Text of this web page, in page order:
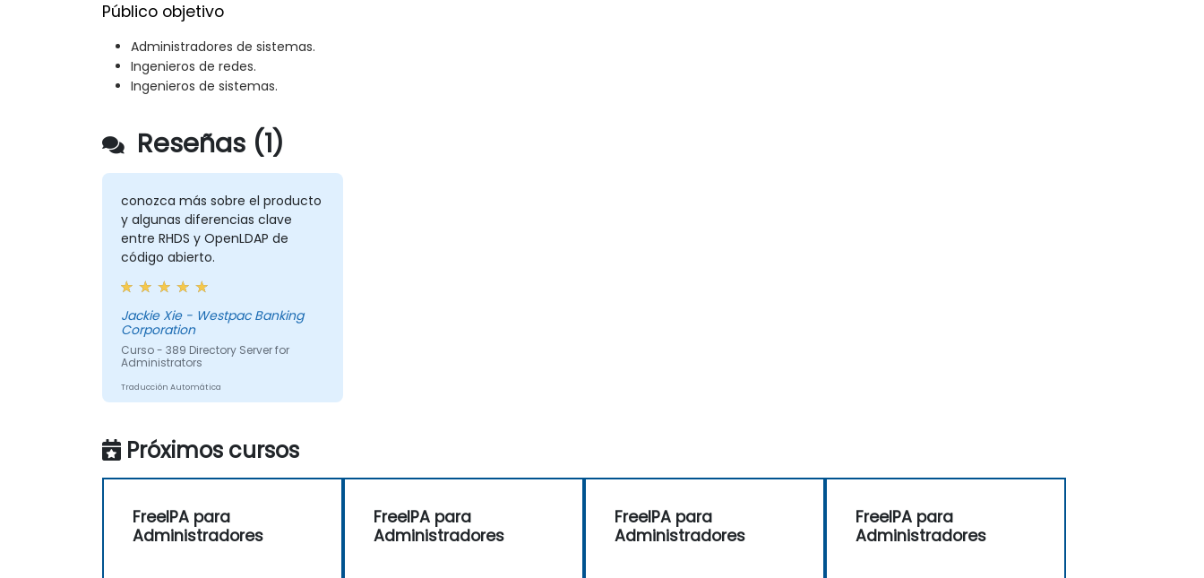
Público objetivo
Administradores de sistemas.
Ingenieros de redes.
Ingenieros de sistemas.
Reseñas (1)
conozca más sobre el producto
y algunas diferencias clave
entre RHDS y OpenLDAP de
código abierto.
Jackie Xie - Westpac Banking
Corporation
Curso - 389 Directory Server for
Administrators
Traducción Automática
Próximos cursos
FreeIPA para
Administradores
FreeIPA para
Administradores
FreeIPA para
Administradores
FreeIPA para
Administradores